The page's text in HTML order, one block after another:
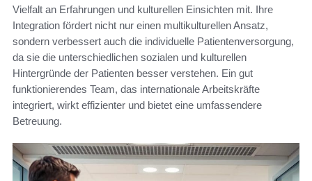
Vielfalt an Erfahrungen und kulturellen Einsichten mit. Ihre
Integration fördert nicht nur einen multikulturellen Ansatz,
sondern verbessert auch die individuelle Patientenversorgung,
da sie die unterschiedlichen sozialen und kulturellen
Hintergründe der Patienten besser verstehen. Ein gut
funktionierendes Team, das internationale Arbeitskräfte
integriert, wirkt effizienter und bietet eine umfassendere
Betreuung.